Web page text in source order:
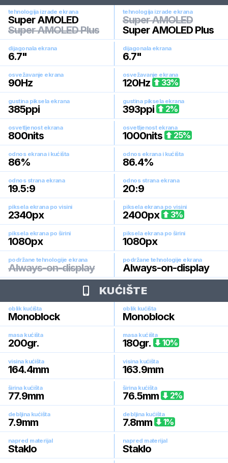
tehnologija izrade ekrana
Super AMOLED
Super AMOLED Plus
tehnologija izrade ekrana
Super AMOLED
Super AMOLED Plus
dijagonala ekrana
6.7"
dijagonala ekrana
6.7"
osvežavanje ekrana
90Hz
osvežavanje ekrana
120Hz 33%
gustina piksela ekrana
385ppi
gustina piksela ekrana
393ppi 2%
osvetljenost ekrana
800nits
osvetljenost ekrana
1000nits 25%
odnos ekrana i kućišta
86%
odnos ekrana i kućišta
86.4%
odnos strana ekrana
19.5:9
odnos strana ekrana
20:9
piksela ekrana po visini
2340px
piksela ekrana po visini
2400px 3%
piksela ekrana po širini
1080px
piksela ekrana po širini
1080px
podržane tehnologije ekrana
Always-on-display
podržane tehnologije ekrana
Always-on-display
KUĆIŠTE
oblik kućišta
Monoblock
oblik kućišta
Monoblock
masa kućišta
200gr.
masa kućišta
180gr. 10%
visina kućišta
164.4mm
visina kućišta
163.9mm
širina kućišta
77.9mm
širina kućišta
76.5mm 2%
debljina kućišta
7.9mm
debljina kućišta
7.8mm 1%
napred materijal
Staklo
napred materijal
Staklo